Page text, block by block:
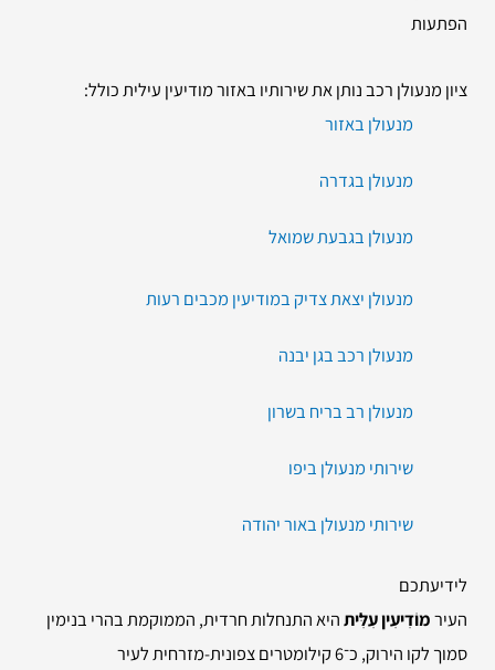
הפתעות
ציון מנעולן רכב נותן את שירותיו באזור מודיעין עילית כולל:
מנעולן באזור
מנעולן בגדרה
מנעולן בגבעת שמואל
מנעולן יצאת צדיק במודיעין מכבים רעות
מנעולן רכב בגן יבנה
מנעולן רב בריח בשרון
שירותי מנעולן ביפו
שירותי מנעולן באור יהודה
לידיעתכם
העירמוֹדִיעִין עִלִּיתהיא התנחלות חרדית, הממוקמת בהרי בנימין
סמוך לקו הירוק, כ־6 קילומטרים צפונית-מזרחית לעיר